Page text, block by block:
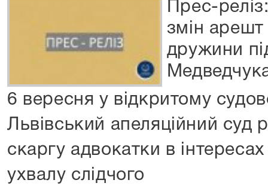
Прес-
змін
дружини
6 вересня у відкритому
Львівський апеляційний суд
скаргу адвокатки в
ухвалу слідчого